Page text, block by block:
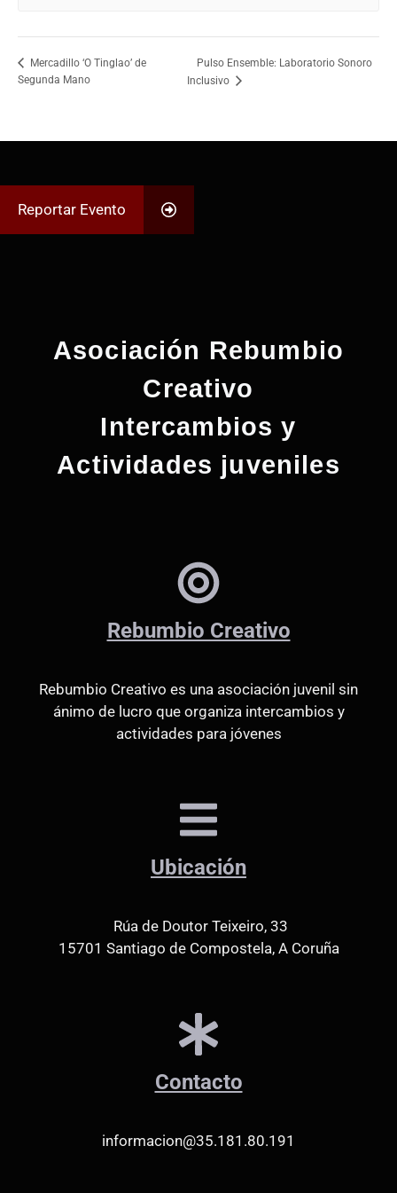
Mercadillo ‘O Tinglao’ de
Segunda Mano
Pulso Ensemble: Laboratorio Sonoro
Inclusivo
Reportar Evento
Asociación Rebumbio
Creativo
Intercambios y
Actividades juveniles
Rebumbio Creativo
Rebumbio Creativo es una asociación juvenil sin
ánimo de lucro que organiza intercambios y
actividades para jóvenes
Ubicación
Rúa de Doutor Teixeiro, 33
15701 Santiago de Compostela, A Coruña
Contacto
informacion@35.181.80.191